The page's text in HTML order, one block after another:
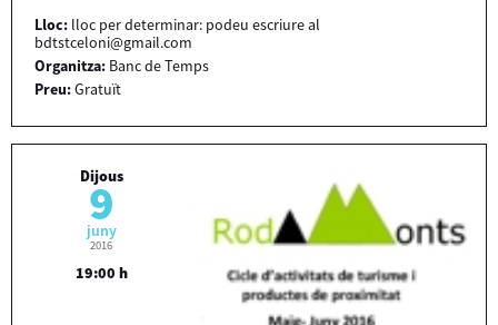
Lloc: lloc per determinar: podeu escriure al
bdtstceloni@gmail.com
Organitza: Banc de Temps
Preu:Gratuït
Dijous
9
juny
2016
19:00 h